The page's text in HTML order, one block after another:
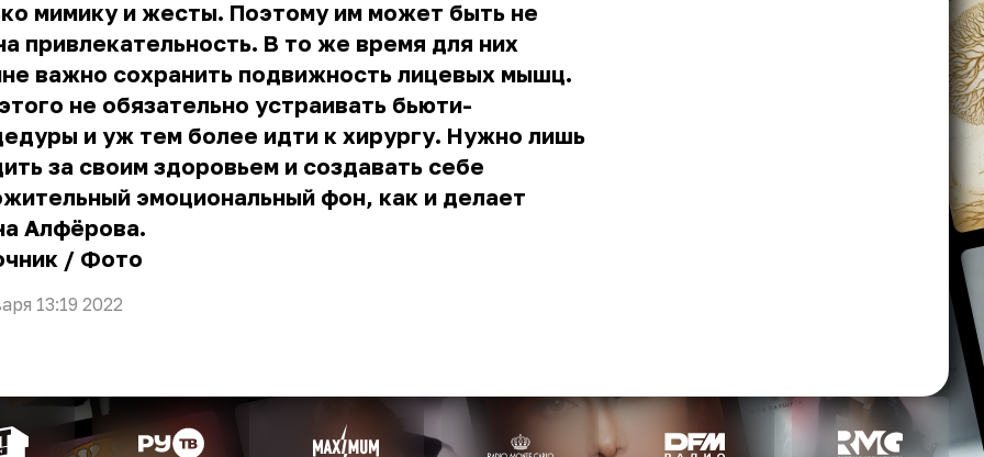
мимику и жесты. Поэтому им может быть не
привлекательность. В то же время для них
важно сохранить подвижность лицевых мышц.
не обязательно устраивать бьюти-
и уж тем более идти к хирургу. Нужно лишь
за своим здоровьем и создавать себе
эмоциональный фон, как и делает
Алфёрова.
/ Фото
13:19 2022